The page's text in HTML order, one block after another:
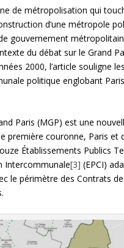
de métropolisation qui
d’une métropole
gouvernement
du débat sur le Grand
2000, l’article souligne
politique englobant
Paris (MGP) est une
première couronne, Paris et
Établissements Publics
Intercommunale[3] (EPCI)
le périmètre des Contrats